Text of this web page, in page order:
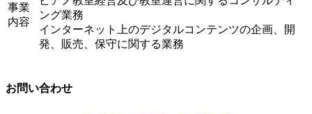
事業
内容
ング業務
インターネット上のデジタルコンテンツの企画、開
発、販売、保守に関する業務
お問い合わせ